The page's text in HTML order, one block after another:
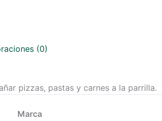
(0)
pizzas, pastas y carnes a la parrilla.
Marca